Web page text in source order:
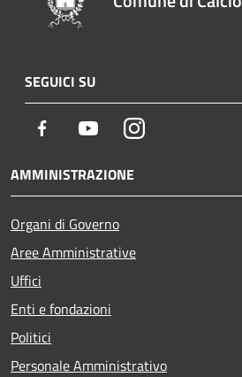
SEGUICI SU
Facebook YoutubeInstagram
AMMINISTRAZIONE
Organi di Governo
Aree Amministrative
Uffici
Enti e fondazioni
Politici
Personale Amministrativo